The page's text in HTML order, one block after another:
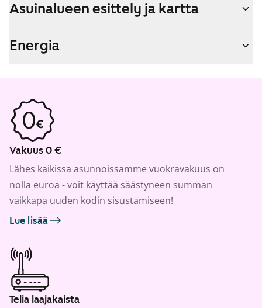
Asuinalueen esittely ja kartta
Energia
Vakuus 0 €
Lähes kaikissa asunnoissamme vuokravakuus on
nolla euroa - voit käyttää säästyneen summan
vaikkapa uuden kodin sisustamiseen!
Lue lisää
Telia laajakaista